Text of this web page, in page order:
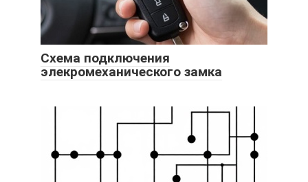
Схема подключения
элекромеханического замка